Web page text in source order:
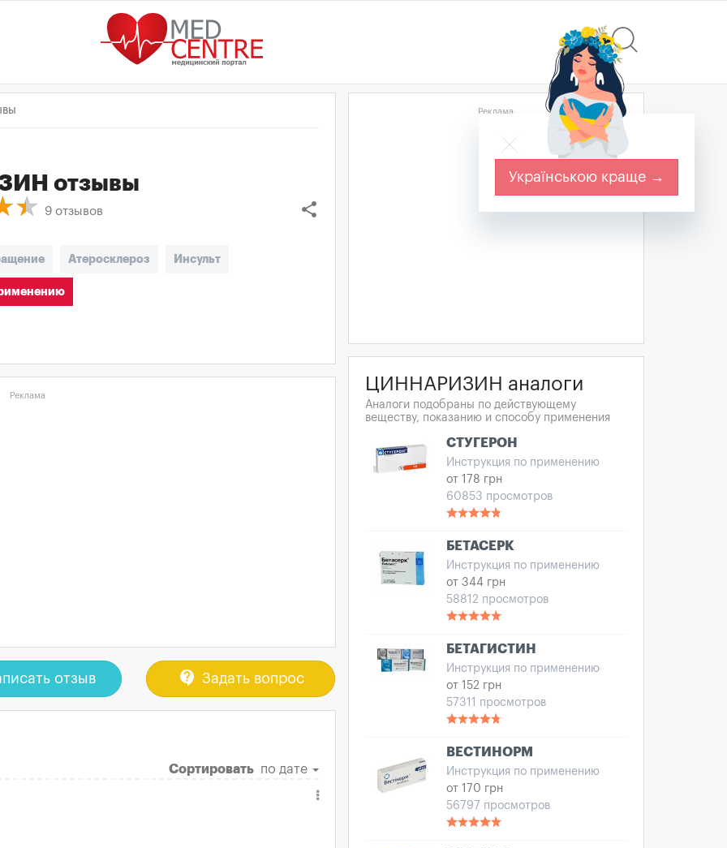
отзывы
share
9 отзывов
Атеросклероз Инсульт
Реклама
отзыв contact_support Задать вопрос
Сортировать по дате
Реклама
ЦИННАРИЗИН аналоги
Аналоги подобраны по действующему
веществу, показанию и способу применения
СТУГЕРОН
Инструкция по применению
от 178 грн
60853 просмотров
БЕТАСЕРК
Инструкция по применению
от 344 грн
58812 просмотров
БЕТАГИСТИН
Инструкция по применению
от 152 грн
57311 просмотров
ВЕСТИНОРМ
Инструкция по применению
от 170 грн
56797 просмотров
Українською краще →